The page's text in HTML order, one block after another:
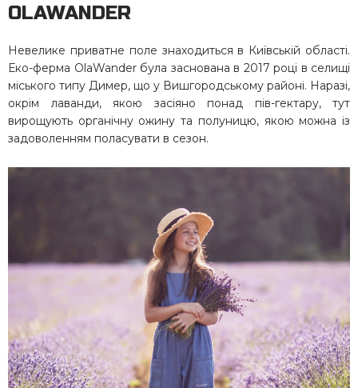
OLAWANDER
Невелике приватне поле знаходиться в Київській області.
Еко-ферма OlaWander була заснована в 2017 році в селищі
міського типу Димер, що у Вишгородському районі. Наразі,
окрім лаванди, якою засіяно понад пів-гектару, тут
вирощують органічну ожину та полуницю, якою можна із
задоволенням поласувати в сезон.